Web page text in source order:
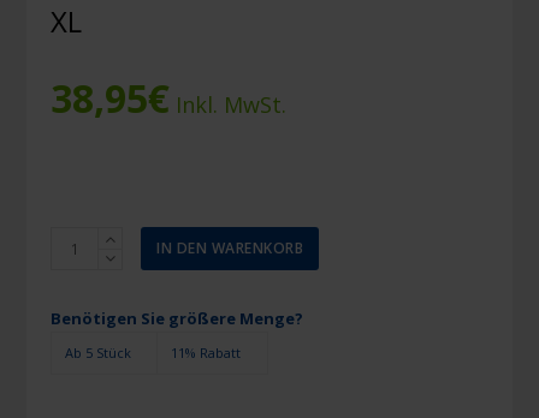
XL
38,95€ Inkl. MwSt.
Salvequick
Nachfüllung
Fingerkuppenpflaster
Menge
IN DEN WARENKORB
Benötigen Sie größere Menge?
Ab 5 Stück 11% Rabatt